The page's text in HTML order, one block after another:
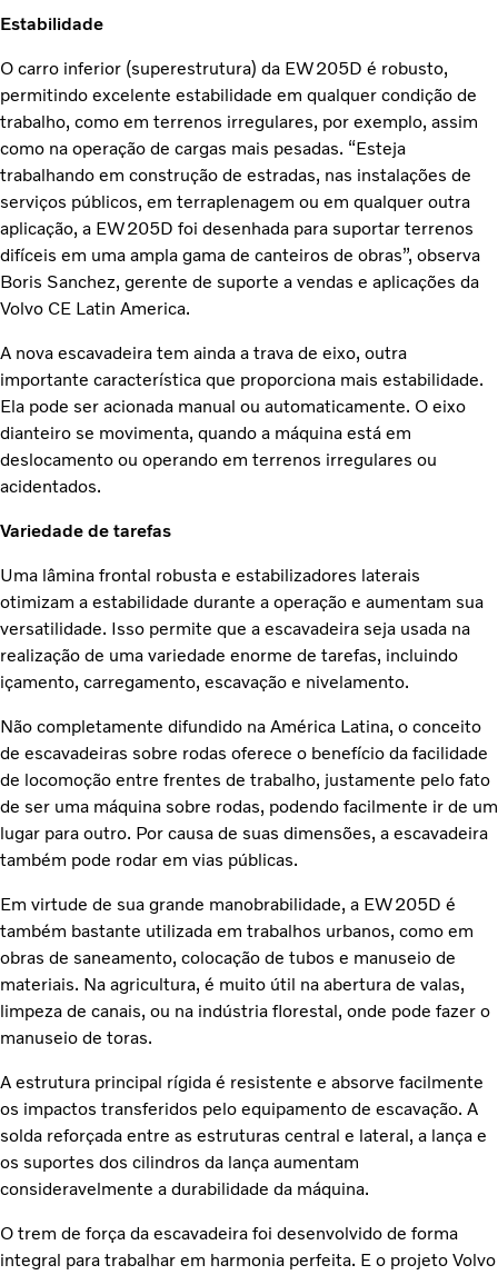
Estabilidade
O carro inferior (superestrutura) da EW205D é robusto,
permitindo excelente estabilidade em qualquer condição de
trabalho, como em terrenos irregulares, por exemplo, assim
como na operação de cargas mais pesadas. “Esteja
trabalhando em construção de estradas, nas instalações de
serviços públicos, em terraplenagem ou em qualquer outra
aplicação, a EW205D foi desenhada para suportar terrenos
difíceis em uma ampla gama de canteiros de obras”, observa
Boris Sanchez, gerente de suporte a vendas e aplicações da
Volvo CE Latin America.
A nova escavadeira tem ainda a trava de eixo, outra
importante característica que proporciona mais estabilidade.
Ela pode ser acionada manual ou automaticamente. O eixo
dianteiro se movimenta, quando a máquina está em
deslocamento ou operando em terrenos irregulares ou
acidentados.
Variedade de tarefas
Uma lâmina frontal robusta e estabilizadores laterais
otimizam a estabilidade durante a operação e aumentam sua
versatilidade. Isso permite que a escavadeira seja usada na
realização de uma variedade enorme de tarefas, incluindo
içamento, carregamento, escavação e nivelamento.
Não completamente difundido na América Latina, o conceito
de escavadeiras sobre rodas oferece o benefício da facilidade
de locomoção entre frentes de trabalho, justamente pelo fato
de ser uma máquina sobre rodas, podendo facilmente ir de um
lugar para outro. Por causa de suas dimensões, a escavadeira
também pode rodar em vias públicas.
Em virtude de sua grande manobrabilidade, a EW205D é
também bastante utilizada em trabalhos urbanos, como em
obras de saneamento, colocação de tubos e manuseio de
materiais. Na agricultura, é muito útil na abertura de valas,
limpeza de canais, ou na indústria florestal, onde pode fazer o
manuseio de toras.
A estrutura principal rígida é resistente e absorve facilmente
os impactos transferidos pelo equipamento de escavação. A
solda reforçada entre as estruturas central e lateral, a lança e
os suportes dos cilindros da lança aumentam
consideravelmente a durabilidade da máquina.
O trem de força da escavadeira foi desenvolvido de forma
integral para trabalhar em harmonia perfeita. E o projeto Volvo